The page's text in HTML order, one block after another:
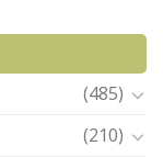
(485)
(210)